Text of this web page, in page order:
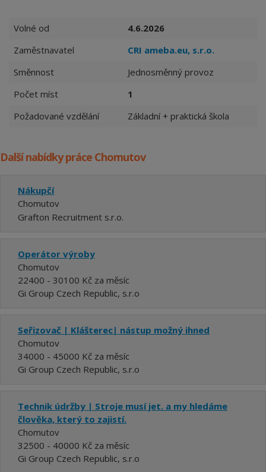
Volné od
4.6.2026
Zaměstnavatel
CRI ameba.eu, s.r.o.
Směnnost
Jednosměnný provoz
Počet míst
1
Požadované vzdělání
Základní + praktická škola
Další nabídky práce Chomutov
Nákupčí
Chomutov
Grafton Recruitment s.r.o.
Operátor výroby
Chomutov
22400 - 30100 Kč za měsíc
Gi Group Czech Republic, s.r.o
Seřizovač | Klášterec| nástup možný ihned
Chomutov
34000 - 45000 Kč za měsíc
Gi Group Czech Republic, s.r.o
Technik údržby | Stroje musí jet. a my hledáme
člověka, který to zajistí.
Chomutov
32500 - 40000 Kč za měsíc
Gi Group Czech Republic, s.r.o